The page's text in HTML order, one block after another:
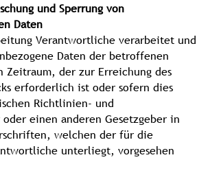
und Sperrung von
Daten
Verantwortliche verarbeitet und
Daten der betroffenen
Zeitraum, der zur Erreichung des
erforderlich ist oder sofern dies
Richtlinien- und
oder einen anderen Gesetzgeber in
welchen der für die
unterliegt, vorgesehen